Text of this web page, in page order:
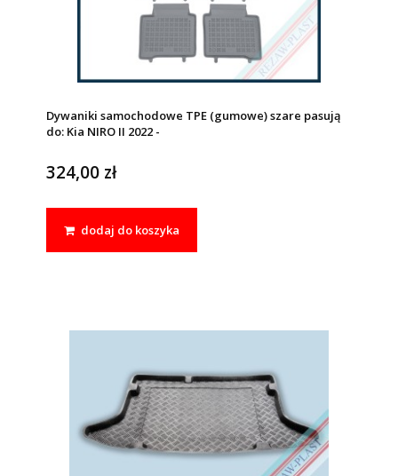
Dywaniki samochodowe TPE (gumowe) szare pasują
do: Kia NIRO II 2022 -
324,00 zł
dodaj do koszyka